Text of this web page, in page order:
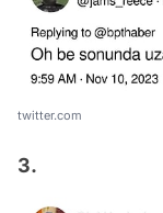
twitter.com
3.